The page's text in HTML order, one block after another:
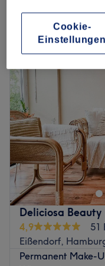
Handwerk und
Montag
Dienstag
Donnerstag
Freitag
Samstag
Sonntag
Barber Zouna in
mit Fokus auf
Styles. Mit präzisen
und Styling-
gepflegten Look, der
maskuliner
handwerkliche
für ein typgerechtes,
Besuch.
Deliciosa Beauty
4,9
51
Eißendorf,
Permanent Make-
Cookie-
Einstellungen